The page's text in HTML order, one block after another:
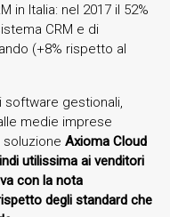
in Italia: nel 2017 il 52%
CRM e di
(+8% rispetto al
software gestionali,
medie imprese
Axioma Cloud
utilissima ai venditori
con la nota
degli standard che